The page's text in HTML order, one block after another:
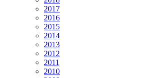
2017
2016
2015
2014
2013
2012
2011
2010